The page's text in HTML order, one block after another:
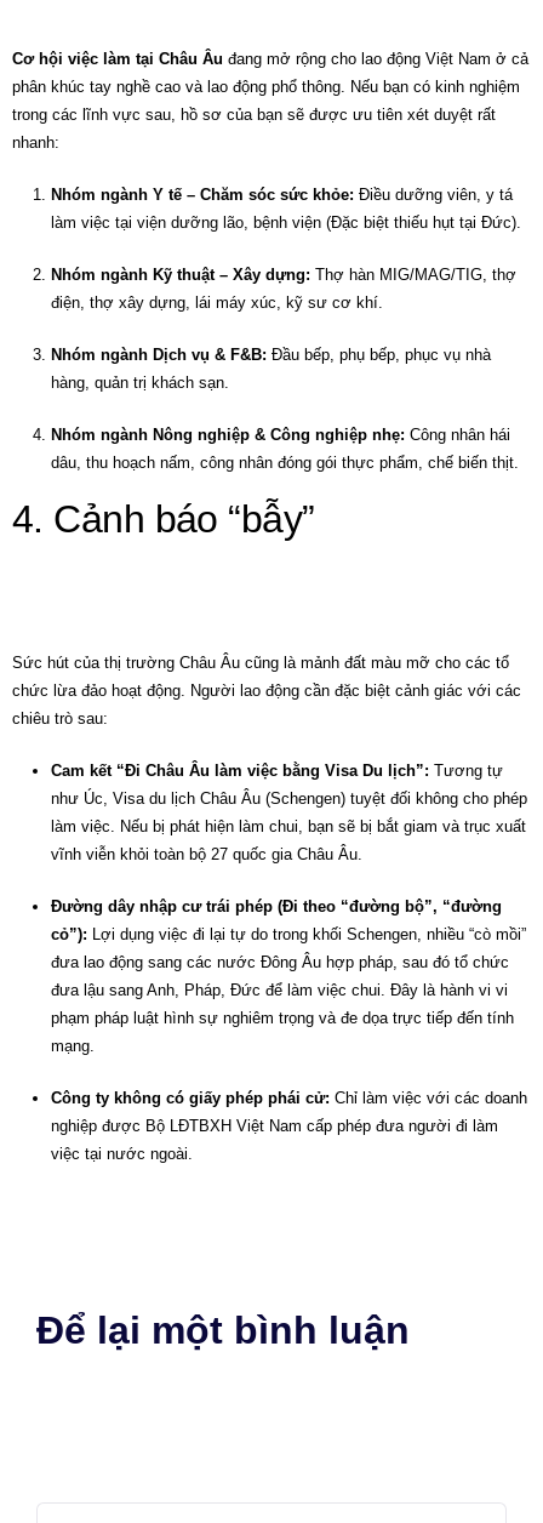
Cơ hội việc làm tại Châu Âu đang mở rộng cho lao động Việt Nam ở cả
phân khúc tay nghề cao và lao động phổ thông. Nếu bạn có kinh nghiệm
trong các lĩnh vực sau, hồ sơ của bạn sẽ được ưu tiên xét duyệt rất
nhanh:
Nhóm ngành Y tế – Chăm sóc sức khỏe: Điều dưỡng viên, y tá
làm việc tại viện dưỡng lão, bệnh viện (Đặc biệt thiếu hụt tại Đức).
Nhóm ngành Kỹ thuật – Xây dựng: Thợ hàn MIG/MAG/TIG, thợ
điện, thợ xây dựng, lái máy xúc, kỹ sư cơ khí.
Nhóm ngành Dịch vụ & F&B: Đầu bếp, phụ bếp, phục vụ nhà
hàng, quản trị khách sạn.
Nhóm ngành Nông nghiệp & Công nghiệp nhẹ: Công nhân hái
dâu, thu hoạch nấm, công nhân đóng gói thực phẩm, chế biến thịt.
4. Cảnh báo “bẫy”
Sức hút của thị trường Châu Âu cũng là mảnh đất màu mỡ cho các tổ
chức lừa đảo hoạt động. Người lao động cần đặc biệt cảnh giác với các
chiêu trò sau:
Cam kết “Đi Châu Âu làm việc bằng Visa Du lịch”: Tương tự
như Úc, Visa du lịch Châu Âu (Schengen) tuyệt đối không cho phép
làm việc. Nếu bị phát hiện làm chui, bạn sẽ bị bắt giam và trục xuất
vĩnh viễn khỏi toàn bộ 27 quốc gia Châu Âu.
Đường dây nhập cư trái phép (Đi theo “đường bộ”, “đường
cỏ”): Lợi dụng việc đi lại tự do trong khối Schengen, nhiều “cò mồi”
đưa lao động sang các nước Đông Âu hợp pháp, sau đó tổ chức
đưa lậu sang Anh, Pháp, Đức để làm việc chui. Đây là hành vi vi
phạm pháp luật hình sự nghiêm trọng và đe dọa trực tiếp đến tính
mạng.
Công ty không có giấy phép phái cử: Chỉ làm việc với các doanh
nghiệp được Bộ LĐTBXH Việt Nam cấp phép đưa người đi làm
việc tại nước ngoài.
Để lại một bình luận